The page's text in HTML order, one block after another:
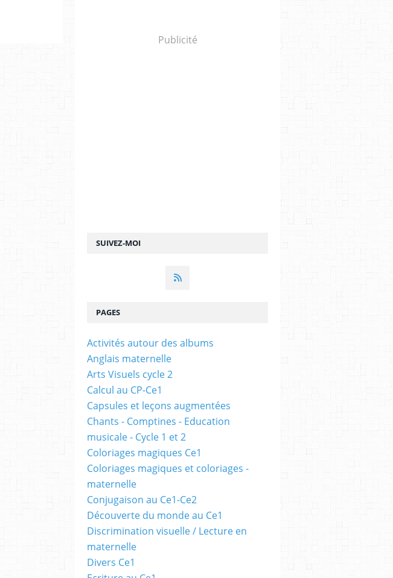
SUIVEZ-MOI
Publicité
PAGES
Activités autour des albums
Anglais maternelle
Arts Visuels cycle 2
Calcul au CP-Ce1
Capsules et leçons augmentées
Chants - Comptines - Education
musicale - Cycle 1 et 2
Coloriages magiques Ce1
Coloriages magiques et coloriages -
maternelle
Conjugaison au Ce1-Ce2
Découverte du monde au Ce1
Discrimination visuelle / Lecture en
maternelle
Divers Ce1